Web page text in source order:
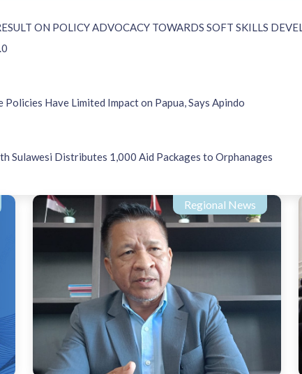
ON POLICY ADVOCACY TOWARDS SOFT SKILLS
Policies Have Limited Impact on Papua, Says Apindo
Sulawesi Distributes 1,000 Aid Packages to Orphanages
Regional News